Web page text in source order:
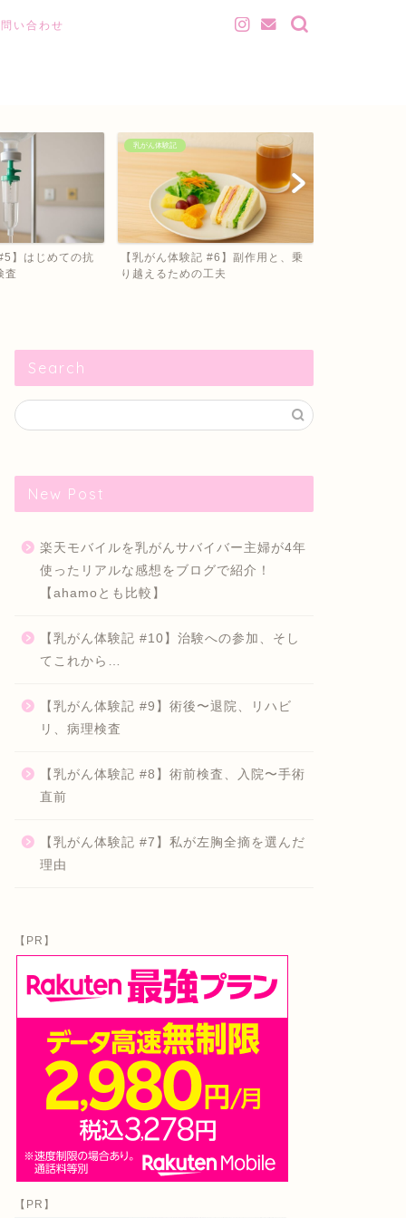
い合わせ
】はじめての抗
査
乳がん体験記
【乳がん体験記 #6】副作用と、乗
り越えるための工夫
Search
New Post
楽天モバイルを乳がんサバイバー主婦が4年
使ったリアルな感想をブログで紹介！
【ahamoとも比較】
【乳がん体験記 #10】治験への参加、そし
てこれから…
【乳がん体験記 #9】術後〜退院、リハビ
リ、病理検査
【乳がん体験記 #8】術前検査、入院〜手術
直前
【乳がん体験記 #7】私が左胸全摘を選んだ
理由
【PR】
【PR】